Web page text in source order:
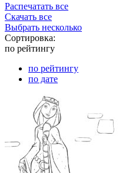
Распечатать все
Скачать все
Выбрать несколько
Сортировка:
по рейтингу
по рейтингу
по дате